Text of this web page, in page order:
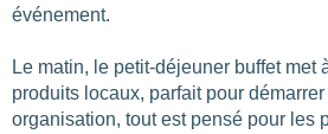
événement.
Le matin, le petit-déjeuner buffet met
produits locaux, parfait pour
organisation, tout est pensé pour les